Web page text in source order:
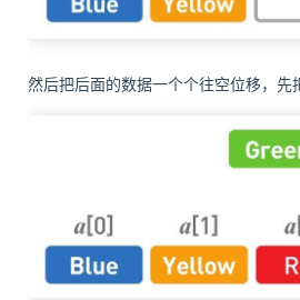
然后把后面的数据一个个往空位移，先